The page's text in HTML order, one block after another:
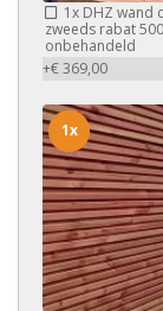
1x DHZ wand
zweeds rabat
onbehandeld
+€ 369,00
1x